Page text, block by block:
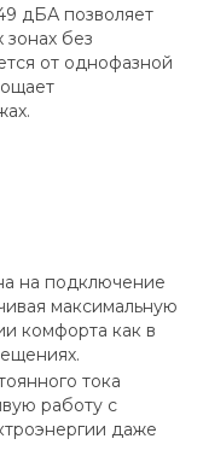
дБА позволяет
зонах без
от однофазной
на подключение
максимальную
комфорта как в
тока
работу с
даже